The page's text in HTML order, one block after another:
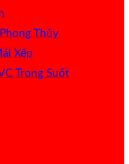
Thủy
Xếp
Trong Suốt